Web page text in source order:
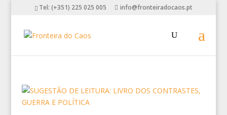
Tel: (+351) 225 025 005 info@fronteiradocaos.pt